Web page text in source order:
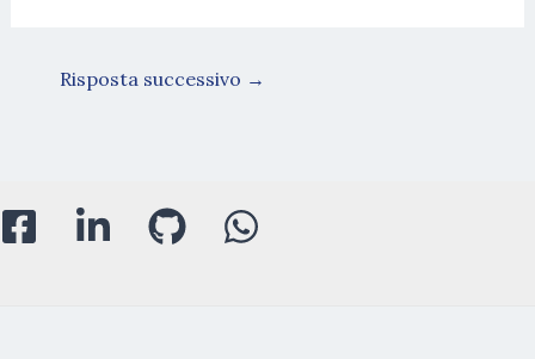
Risposta successivo →